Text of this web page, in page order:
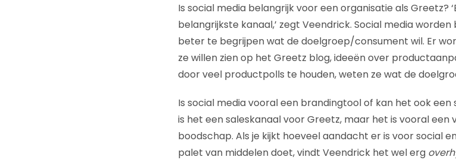
Is social media belangrijk voor een organisatie als Greetz?
belangrijkste kanaal,’ zegt Veendrick. Social media
beter te begrijpen wat de doelgroep/consument wil. Er
ze willen zien op het Greetz blog, ideeën over
door veel productpolls te houden, weten ze wat de
Is social media vooral een brandingtool of kan het ook
is het een saleskanaal voor Greetz, maar het is vooral
boodschap. Als je kijkt hoeveel aandacht er is voor social
palet van middelen doet, vindt Veendrick het wel erg